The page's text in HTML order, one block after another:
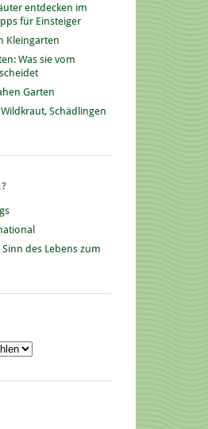
entdecken im
für Einsteiger
Kleingarten
Was sie vom
Garten
Schädlingen
des Lebens zum